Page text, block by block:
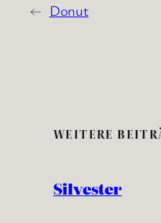
← Donut
WEITERE
Silvester